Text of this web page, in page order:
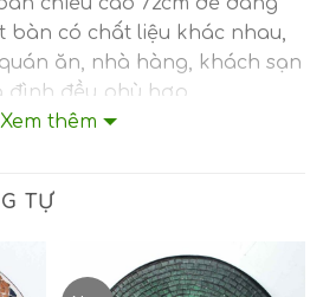
bàn có chất liệu khác nhau,
ăn, nhà hàng, khách sạn
đều phù hợp.
bàn ăn, bàn cafe, bàn sân
đặc 8mm
Xem thêm
TỰ